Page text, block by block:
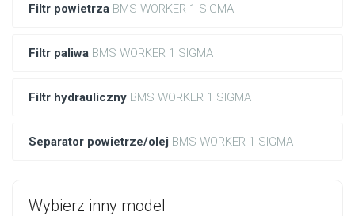
Filtr powietrza BMS WORKER 1 SIGMA
Filtr paliwa BMS WORKER 1 SIGMA
Filtr hydrauliczny BMS WORKER 1 SIGMA
Separator powietrze/olej BMS WORKER 1 SIGMA
Wybierz inny model